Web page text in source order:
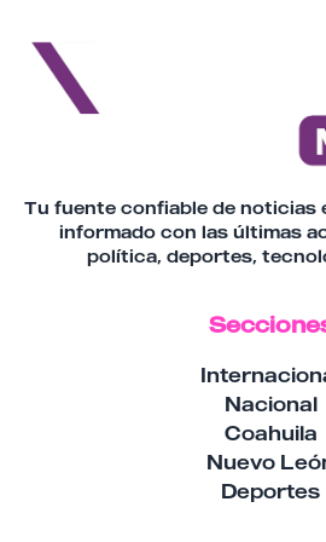
Tu fuente confiable de noticias
informado con las últimas
política, deportes,
Nacional
Coahuila
Nuevo
Deportes